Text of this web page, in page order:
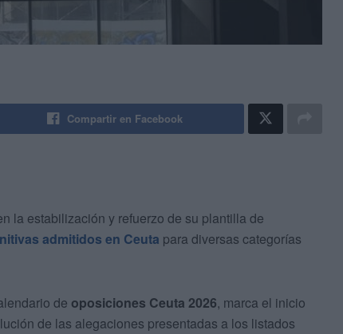
Compartir en Facebook
la estabilización y refuerzo de su plantilla de
admitidos en Ceuta para diversas categorías
de oposiciones Ceuta 2026, marca el inicio
de las alegaciones presentadas a los listados